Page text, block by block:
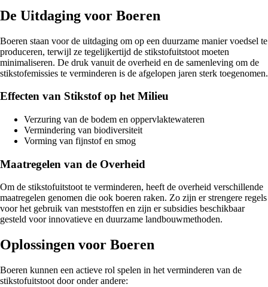
De Uitdaging voor Boeren
Boeren staan voor de uitdaging om op een duurzame manier voedsel te
produceren, terwijl ze tegelijkertijd de stikstofuitstoot moeten
minimaliseren. De druk vanuit de overheid en de samenleving om de
stikstofemissies te verminderen is de afgelopen jaren sterk toegenomen.
Effecten van Stikstof op het Milieu
Verzuring van de bodem en oppervlaktewateren
Vermindering van biodiversiteit
Vorming van fijnstof en smog
Maatregelen van de Overheid
Om de stikstofuitstoot te verminderen, heeft de overheid verschillende
maatregelen genomen die ook boeren raken. Zo zijn er strengere regels
voor het gebruik van meststoffen en zijn er subsidies beschikbaar
gesteld voor innovatieve en duurzame landbouwmethoden.
Oplossingen voor Boeren
Boeren kunnen een actieve rol spelen in het verminderen van de
stikstofuitstoot door onder andere: